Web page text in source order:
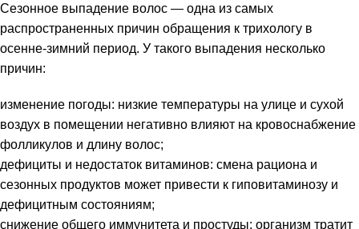
Сезонное выпадение волос — одна из самых
распространенных причин обращения к трихологу в
осенне-зимний период. У такого выпадения несколько
причин:
изменение погоды: низкие температуры на улице и сухой
воздух в помещении негативно влияют на кровоснабжение
фолликулов и длину волос;
дефициты и недостаток витаминов: смена рациона и
сезонных продуктов может привести к гиповитаминозу и
дефицитным состояниям;
снижение общего иммунитета и простуды: организм тратит